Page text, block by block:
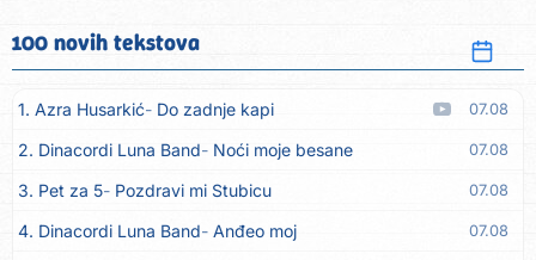
100 novih tekstova
1. Azra Husarkić Do zadnje kapi 07.08
2. Dinacordi Luna Band Noći moje besane 07.08
3. Pet za 5 Pozdravi mi Stubicu 07.08
4. Dinacordi Luna Band Anđeo moj 07.08